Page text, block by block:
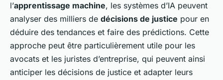
l’apprentissage machine, les systèmes d’IA peuvent
analyser des milliers de décisions de justice pour en
déduire des tendances et faire des prédictions. Cette
approche peut être particulièrement utile pour les
avocats et les juristes d’entreprise, qui peuvent ainsi
anticiper les décisions de justice et adapter leurs